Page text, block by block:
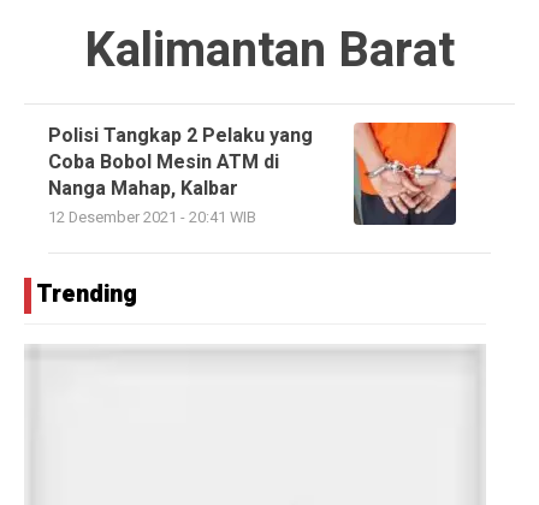
Kalimantan Barat
Polisi Tangkap 2 Pelaku yang
Coba Bobol Mesin ATM di
Nanga Mahap, Kalbar
12 Desember 2021 - 20:41 WIB
Trending